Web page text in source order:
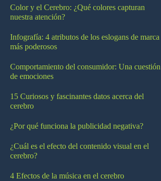
Color y el Cerebro: ¿Qué colores capturan
nuestra atención?
Infografía: 4 atributos de los eslogans de marca
más poderosos
Comportamiento del consumidor: Una cuestión
de emociones
15 Curiosos y fascinantes datos acerca del
cerebro
¿Por qué funciona la publicidad negativa?
¿Cuál es el efecto del contenido visual en el
cerebro?
4 Efectos de la música en el cerebro